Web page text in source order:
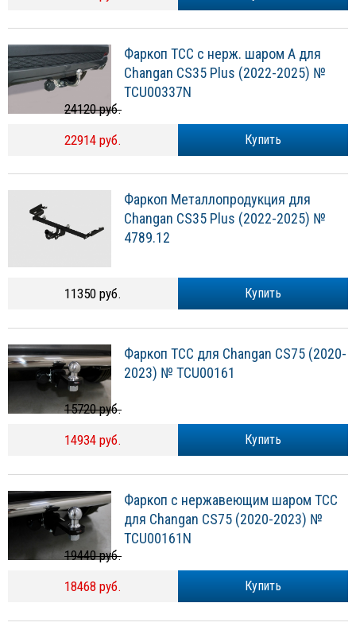
Фаркоп ТСС с нерж. шаром А для
Changan CS35 Plus (2022-2025) №
TCU00337N
Купить
24120 руб.
22914 руб.
Фаркоп Металлопродукция для
Changan CS35 Plus (2022-2025) №
4789.12
Купить
11350 руб.
Фаркоп ТСС для Changan CS75 (2020-
2023) № TCU00161
Купить
15720 руб.
14934 руб.
Фаркоп с нержавеющим шаром ТСС
для Changan CS75 (2020-2023) №
TCU00161N
Купить
19440 руб.
18468 руб.